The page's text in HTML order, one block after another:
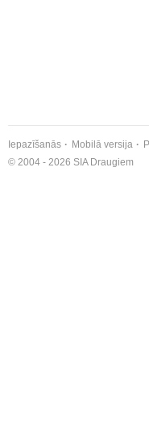
Iepazīšanās Mobilā versija
© 2004 - 2026 SIA Draugiem